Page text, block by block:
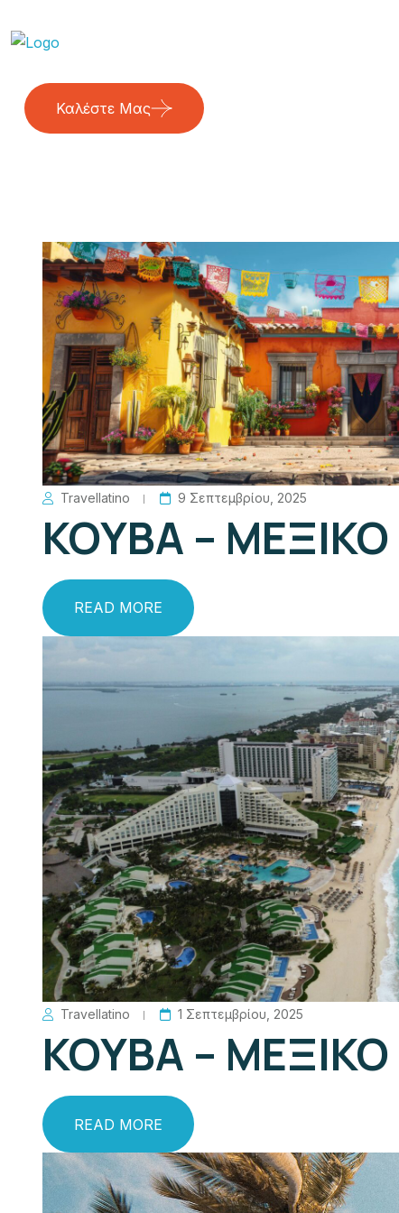
Καλέστε Μας
Travellatino 9 Σεπτεμβρίου, 2025
ΚΟΥΒΑ – ΜΕΞΙΚΟ
READ MORE
Travellatino 1 Σεπτεμβρίου, 2025
ΚΟΥΒΑ – ΜΕΞΙΚΟ
READ MORE